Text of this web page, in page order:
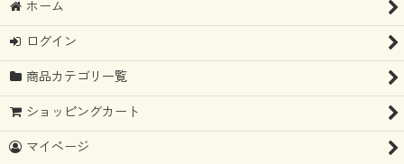
ホーム
ログイン
商品カテゴリ一覧
ショッピングカート
マイページ